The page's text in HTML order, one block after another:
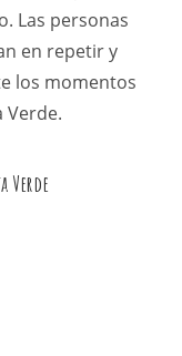
Las personas
en repetir y
los momentos
Verde.
Verde